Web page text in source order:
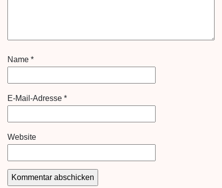
Name *
E-Mail-Adresse *
Website